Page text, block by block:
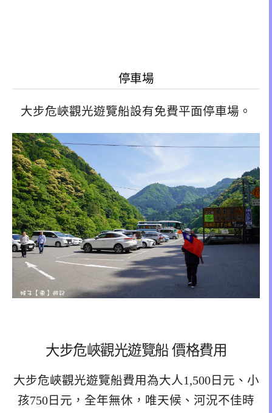
停車場
大步危峽觀光遊覽船設有免費平面停車場。
大步危峽觀光遊覽船 價格費用
大步危峽觀光遊覽船費用為大人1,500日元、小
孩750日元，全年無休，唯天候、河況不佳時